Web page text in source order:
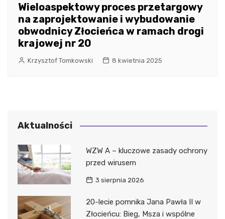
Wieloaspektowy proces przetargowy
na zaprojektowanie i wybudowanie
obwodnicy Złocieńca w ramach drogi
krajowej nr 20
Krzysztof Tomkowski 8 kwietnia 2025
Aktualności
WZW A – kluczowe zasady ochrony
przed wirusem
3 sierpnia 2026
20-lecie pomnika Jana Pawła II w
Złocieńcu: Bieg, Msza i wspólne